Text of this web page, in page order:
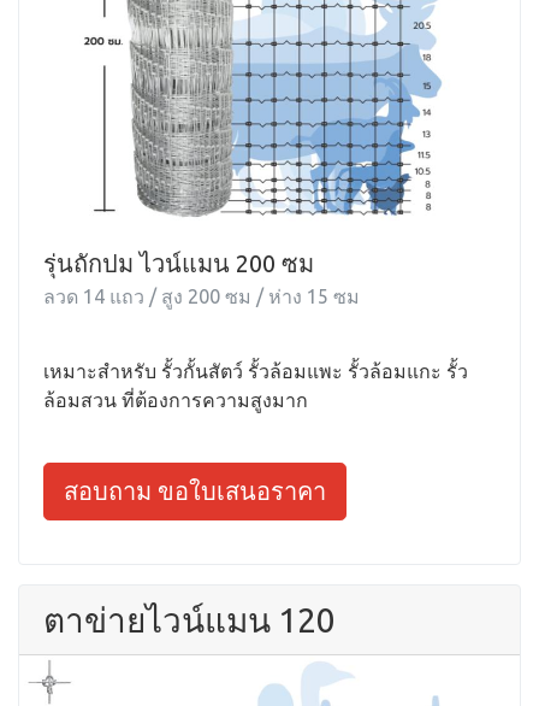
รุ่นถักปม ไวน์แมน 200 ซม
ลวด 14 แถว / สูง 200 ซม / ห่าง 15 ซม
เหมาะสำหรับ รั้วกั้นสัตว์ รั้วล้อมแพะ รั้วล้อมแกะ รั้ว
ล้อมสวน ที่ต้องการความสูงมาก
สอบถาม ขอใบเสนอราคา
ตาข่ายไวน์แมน 120